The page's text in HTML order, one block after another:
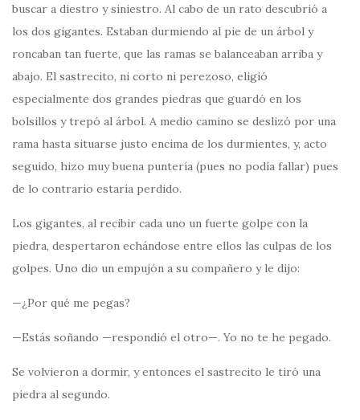
buscar a diestro y siniestro. Al cabo de un rato descubrió a
los dos gigantes. Estaban durmiendo al pie de un árbol y
roncaban tan fuerte, que las ramas se balanceaban arriba y
abajo. El sastrecito, ni corto ni perezoso, eligió
especialmente dos grandes piedras que guardó en los
bolsillos y trepó al árbol. A medio camino se deslizó por una
rama hasta situarse justo encima de los durmientes, y, acto
seguido, hizo muy buena puntería (pues no podía fallar) pues
de lo contrario estaría perdido.
Los gigantes, al recibir cada uno un fuerte golpe con la
piedra, despertaron echándose entre ellos las culpas de los
golpes. Uno dio un empujón a su compañero y le dijo:
—¿Por qué me pegas?
—Estás soñando —respondió el otro—. Yo no te he pegado.
Se volvieron a dormir, y entonces el sastrecito le tiró una
piedra al segundo.